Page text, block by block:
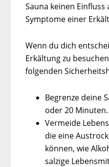
Sauna keinen
Symptome einer
Wenn du dich
Erkältung zu
folgenden
Begrenze deine
oder 20 Minuten.
Vermeide
die eine
können, wie
salzige